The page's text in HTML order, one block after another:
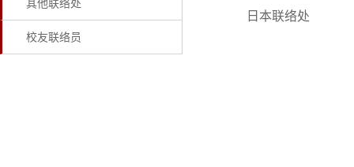
其他联络处
校友联络员
日本联络处